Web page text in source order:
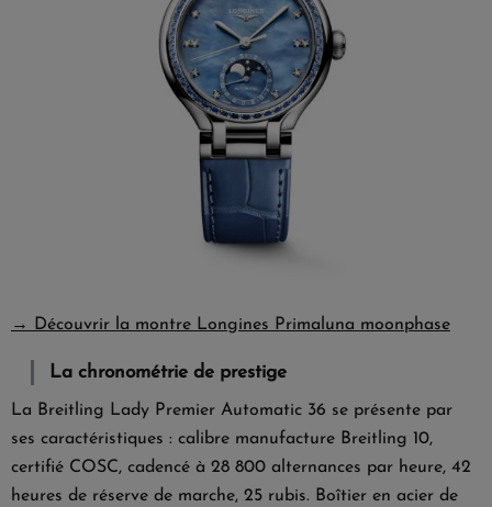
→ Découvrir la montre Longines Primaluna moonphase
La chronométrie de prestige
La Breitling Lady Premier Automatic 36 se présente par
ses caractéristiques : calibre manufacture Breitling 10,
certifié COSC, cadencé à 28 800 alternances par heure, 42
heures de réserve de marche, 25 rubis. Boîtier en acier de